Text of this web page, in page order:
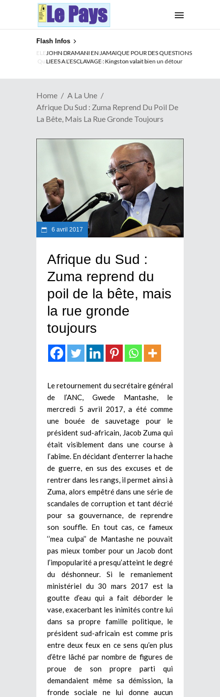
Flash Infos
ELECTION DE TALON A LA TETE DU SENAT BENINOIS :
Quand Patrice quitte le pouvoir sans partir !
Home
A La Une
Afrique Du Sud : Zuma Reprend Du Poil De
La Bête, Mais La Rue Gronde Toujours
6 avril 2017
Afrique du Sud :
Zuma reprend du
poil de la bête, mais
la rue gronde
toujours
Le retournement du secrétaire général
de l’ANC, Gwede Mantashe, le
mercredi 5 avril 2017, a été comme
une bouée de sauvetage pour le
président sud-africain, Jacob Zuma qui
était visiblement dans une course à
l’abîme. En décidant d’enterrer la hache
de guerre, en sus des excuses et de
rentrer dans les rangs, il permet ainsi à
Zuma, alors empêtré dans une série de
scandales de corruption et tant décrié
pour sa gouvernance, de reprendre
son souffle. En tout cas, ce fameux
‘’mea culpa’’ de Mantashe ne pouvait
pas mieux tomber pour un Jacob dont
l’impopularité a presqu’atteint le degré
du déshonneur. Si le remaniement
ministériel du 30 mars 2017 est la
goutte d’eau qui a fait déborder le
vase, exacerbant les inimités contre lui
dans sa propre famille politique, le
président sud-africain est comme pris
entre deux feux en ce sens qu’en plus
d’être lâché par nombre de figures de
proue de son propre parti qui
demandaient même sa démission, la
fronde sociale ne lui donne aucun